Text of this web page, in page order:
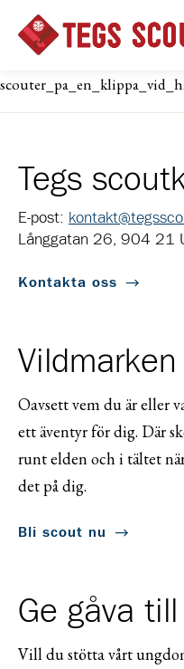
Tegs
E-post:
Långgatan 26, 904 21
Kontakta oss
Oavsett vem du är eller
ett äventyr för dig. Där
runt elden och i tältet
det på dig.
Bli scout nu
Ge gåva
Vill du stötta vårt